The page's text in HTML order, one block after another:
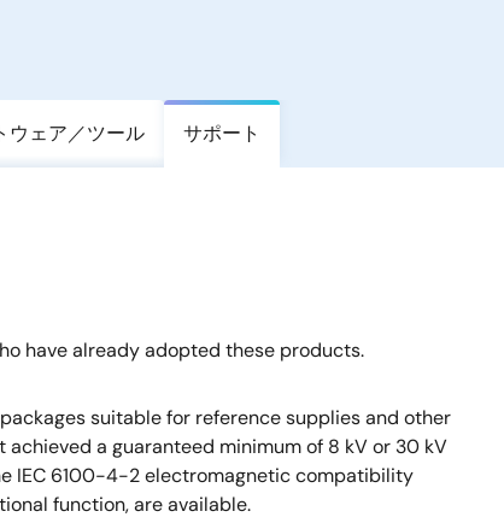
ウェア／ツール サポート
have already adopted these products.
suitable for reference supplies and other
a guaranteed minimum of 8 kV or 30 kV
IEC 6100-4-2 electromagnetic compatibility
function, are available.